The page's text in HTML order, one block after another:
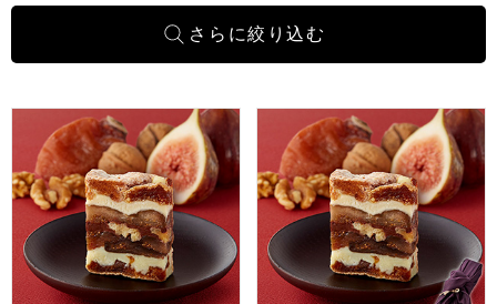
一善や 干柿と胡桃と無花果のミルフィーユ 6個入り 1箱【年
一善や 干柿と胡桃と無花果